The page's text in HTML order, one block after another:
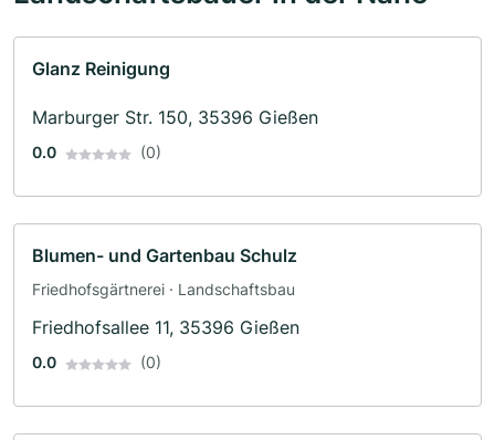
Glanz Reinigung
Marburger Str. 150, 35396 Gießen
0.0 (0)
Blumen- und Gartenbau Schulz
Friedhofsgärtnerei · Landschaftsbau
Friedhofsallee 11, 35396 Gießen
0.0 (0)